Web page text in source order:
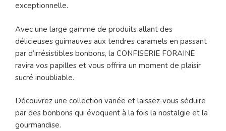
exceptionnelle.
Avec une large gamme de produits allant des
délicieuses guimauves aux tendres caramels en passant
par d’irrésistibles bonbons, la CONFISERIE FORAINE
ravira vos papilles et vous offrira un moment de plaisir
sucré inoubliable.
Découvrez une collection variée et laissez-vous séduire
par des bonbons qui évoquent à la fois la nostalgie et la
gourmandise.